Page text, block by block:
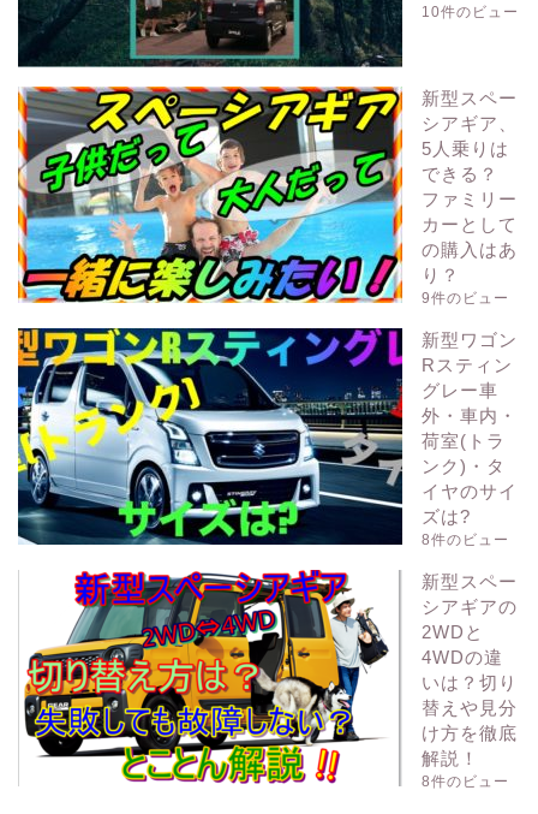
10件のビュー
新型スペー
シアギア、
5人乗りは
できる？
ファミリー
カーとして
の購入はあ
り？
9件のビュー
新型ワゴン
Rスティン
グレー車
外・車内・
荷室(トラ
ンク)・タ
イヤのサイ
ズは?
8件のビュー
新型スペー
シアギアの
2WDと
4WDの違
いは？切り
替えや見分
け方を徹底
解説！
8件のビュー